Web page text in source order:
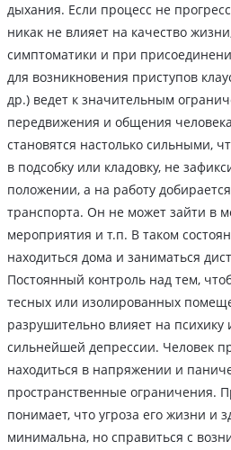
дыхания. Если процесс не
никак не влияет на качество
симптоматики и при
для возникновения приступов
др.) ведет к значительным
передвижения и общения
становятся настолько сильными,
в подсобку или кладовку, не
положении, а на работу
транспорта. Он не может зайти в
мероприятия и т.п. В таком
находиться дома и заниматься
Постоянный контроль над тем,
тесных или изолированных
разрушительно влияет на психику
сильнейшей депрессии. Человек
находиться в напряжении и
пространственные ограничения.
понимает, что угроза его жизни и
минимальна, но справиться с